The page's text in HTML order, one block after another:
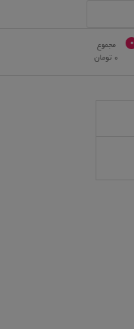
0
مجموع
0 تومان